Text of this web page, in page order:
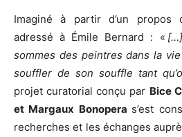
Imaginé à partir d’un propos
adressé à Émile Bernard : «
sommes des peintres dans la vie
souffler de son souffle tant
projet curatorial conçu par Bice
et Margaux Bonopera s’est
recherches et les échanges